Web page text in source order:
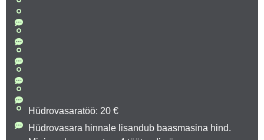
Hüdrovasaratöö: 20 €
Hüdrovasara hinnale lisandub baasmasina hind.